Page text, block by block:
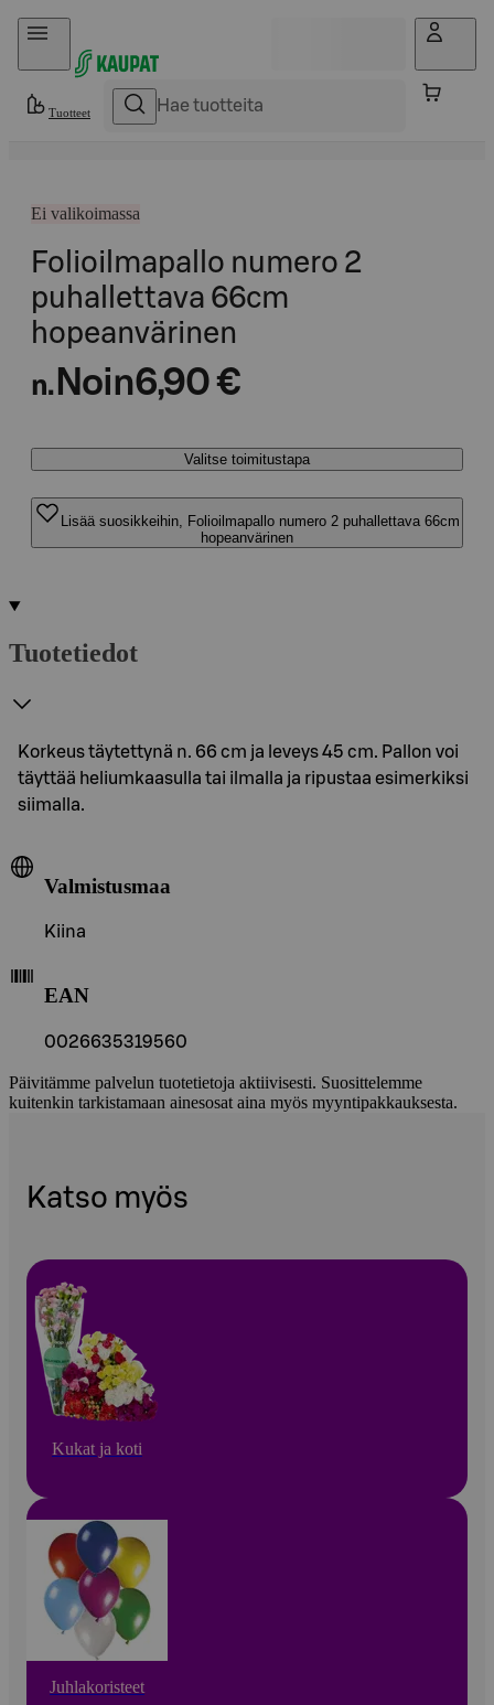
Hyppää sisältöön
Tuotteet
Ei valikoimassa
Folioilmapallo numero 2
puhallettava 66cm
hopeanvärinen
n. Noin6,90 €
Valitse toimitustapa
Lisää suosikkeihin, Folioilmapallo numero 2 puhallettava 66cm
hopeanvärinen
Tuotetiedot
Korkeus täytettynä n. 66 cm ja leveys 45 cm. Pallon voi
täyttää heliumkaasulla tai ilmalla ja ripustaa esimerkiksi
siimalla.
Valmistusmaa
Kiina
EAN
0026635319560
Päivitämme palvelun tuotetietoja aktiivisesti. Suosittelemme
kuitenkin tarkistamaan ainesosat aina myös myyntipakkauksesta.
Katso myös
Kukat ja koti
Juhlakoristeet